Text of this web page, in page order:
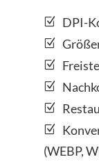
DPI-
(WEBP,